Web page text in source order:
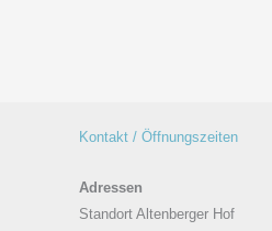
Kontakt / Öffnungszeiten
Adressen
Standort Altenberger Hof